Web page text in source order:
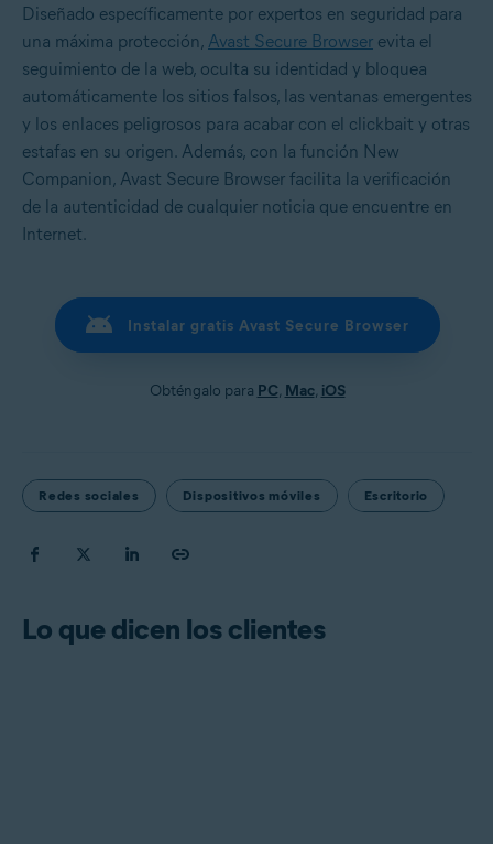
Diseñado específicamente por expertos en seguridad para
una máxima protección, Avast Secure Browser evita el
seguimiento de la web, oculta su identidad y bloquea
automáticamente los sitios falsos, las ventanas emergentes
y los enlaces peligrosos para acabar con el clickbait y otras
estafas en su origen. Además, con la función New
Companion, Avast Secure Browser facilita la verificación
de la autenticidad de cualquier noticia que encuentre en
Internet.
Instalar gratis Avast Secure Browser
Obténgalo para PC, Mac, iOS
Redes sociales Dispositivos móviles Escritorio
Lo que dicen los clientes